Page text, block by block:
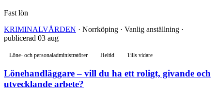
Fast lön
KRIMINALVÅRDEN · Norrköping · Vanlig anställning ·
publicerad 03 aug
Löne- och personaladministratörer Heltid Tills vidare
Lönehandläggare – vill du ha ett roligt, givande och
utvecklande arbete?